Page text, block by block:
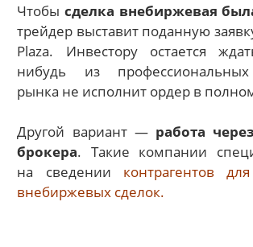
Чтобы сделка внебиржевая
трейдер выставит поданную
Plaza. Инвестору остается
нибудь из профессиональных
рынка не исполнит ордер в
Другой вариант — работа
брокера. Такие компании
на сведении контрагентов
внебиржевых сделок.